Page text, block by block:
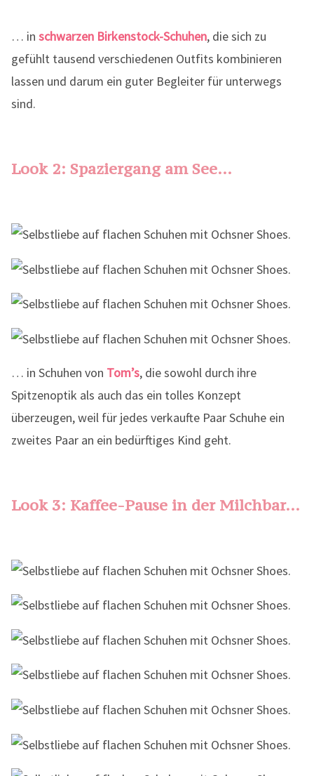
… in schwarzen Birkenstock-Schuhen, die sich zu
gefühlt tausend verschiedenen Outfits kombinieren
lassen und darum ein guter Begleiter für unterwegs
sind.
Look 2: Spaziergang am See…
… in Schuhen von Tom’s, die sowohl durch ihre
Spitzenoptik als auch das ein tolles Konzept
überzeugen, weil für jedes verkaufte Paar Schuhe ein
zweites Paar an ein bedürftiges Kind geht.
Look 3: Kaffee-Pause in der Milchbar…